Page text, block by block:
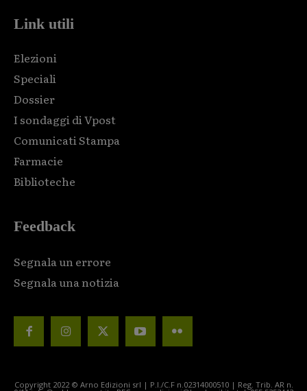
Link utili
Elezioni
Speciali
Dossier
I sondaggi di Vpost
Comunicati Stampa
Farmacie
Biblioteche
Feedback
Segnala un errore
Segnala una notizia
Copyright 2022 © Arno Edizioni srl | P.I./C.F n.02314000510 | Reg. Trib. AR n.